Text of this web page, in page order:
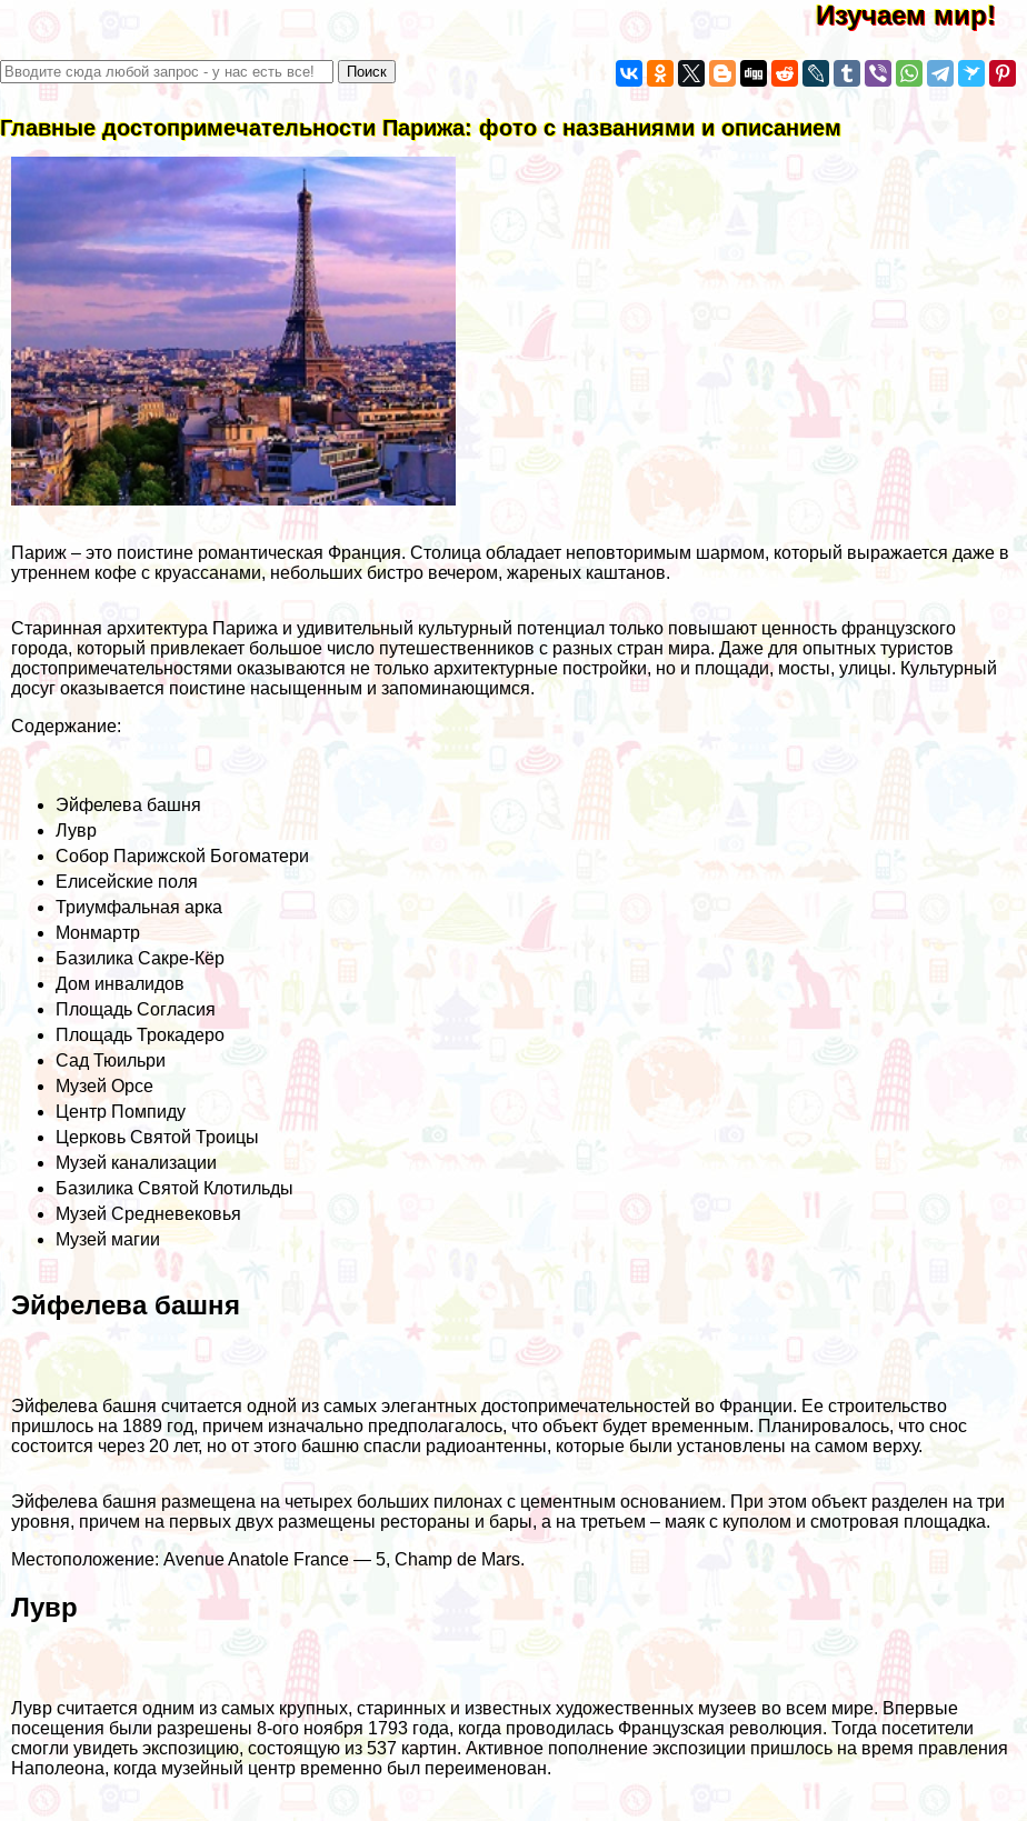
Изучаем мир!
Главные достопримечательности Парижа: фото с названиями и описанием
Париж – это поистине романтическая Франция. Столица обладает неповторимым шармом, который выражается даже в
утреннем кофе с круассанами, небольших бистро вечером, жареных каштанов.
Старинная архитектура Парижа и удивительный культурный потенциал только повышают ценность французского
города, который привлекает большое число путешественников с разных стран мира. Даже для опытных туристов
достопримечательностями оказываются не только архитектурные постройки, но и площади, мосты, улицы. Культурный
досуг оказывается поистине насыщенным и запоминающимся.
Содержание:
Эйфелева башня
Лувр
Собор Парижской Богоматери
Елисейские поля
Триумфальная арка
Монмартр
Базилика Сакре-Кёр
Дом инвалидов
Площадь Согласия
Площадь Трокадеро
Сад Тюильри
Музей Орсе
Центр Помпиду
Церковь Святой Троицы
Музей канализации
Базилика Святой Клотильды
Музей Средневековья
Музей магии
Эйфелева башня
Эйфелева башня считается одной из самых элегантных достопримечательностей во Франции. Ее строительство
пришлось на 1889 год, причем изначально предполагалось, что объект будет временным. Планировалось, что снос
состоится через 20 лет, но от этого башню спасли радиоантенны, которые были установлены на самом верху.
Эйфелева башня размещена на четырех больших пилонах с цементным основанием. При этом объект разделен на три
уровня, причем на первых двух размещены рестораны и бары, а на третьем – маяк с куполом и смотровая площадка.
Местоположение: Avenue Anatole France — 5, Champ de Mars.
Лувр
Лувр считается одним из самых крупных, старинных и известных художественных музеев во всем мире. Впервые
посещения были разрешены 8-ого ноября 1793 года, когда проводилась Французская революция. Тогда посетители
смогли увидеть экспозицию, состоящую из 537 картин. Активное пополнение экспозиции пришлось на время правления
Наполеона, когда музейный центр временно был переименован.